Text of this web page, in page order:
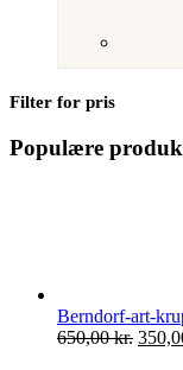
Filter for pris
Populære
Berndorf-art-
650,00kr. Den